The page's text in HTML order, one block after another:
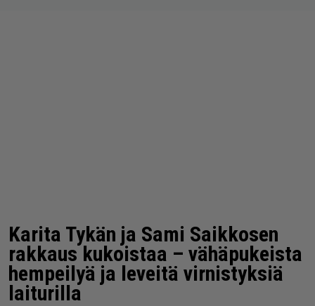
Karita Tykän ja Sami Saikkosen
rakkaus kukoistaa – vähäpukeista
hempeilyä ja leveitä virnistyksiä
laiturilla